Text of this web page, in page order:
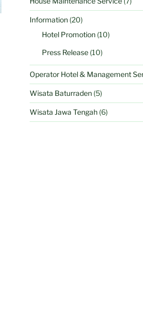
Information(20)
Hotel Promotion(10)
Press Release(10)
Operator Hotel & Management
Wisata Baturraden(5)
Wisata Jawa Tengah(6)